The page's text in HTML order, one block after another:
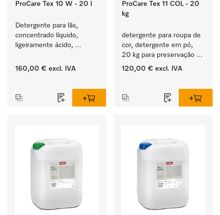
ProCare Tex 10 W - 20 l
Detergente para lãs,
concentrado líquido,
ligeiramente ácido,
mecânica de lã.
160,00 € excl. IVA
ProCare Tex 11 COL - 20
kg
detergente para roupa de
cor, detergente em pó,
20 kg para preservação
da cor e lavagem de
120,00 € excl. IVA